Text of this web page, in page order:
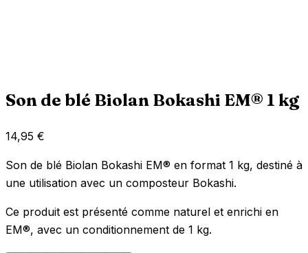
Son de blé Biolan Bokashi EM® 1 kg
14,95 €
Son de blé Biolan Bokashi EM® en format 1 kg, destiné à
une utilisation avec un composteur Bokashi.
Ce produit est présenté comme naturel et enrichi en
EM®, avec un conditionnement de 1 kg.